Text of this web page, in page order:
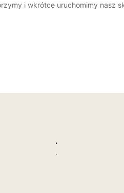
i wkrótce uruchomimy nasz
.
.